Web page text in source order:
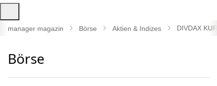
öffnen
manager magazin Börse Aktien & Indizes DIVDAX